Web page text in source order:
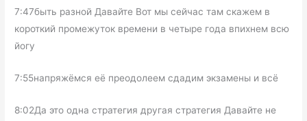
7:47быть разной Давайте Вот мы сейчас там скажем в
короткий промежуток времени в четыре года впихнем всю
йогу
7:55напряжёмся её преодолеем сдадим экзамены и всё
8:02Да это одна стратегия другая стратегия Давайте не